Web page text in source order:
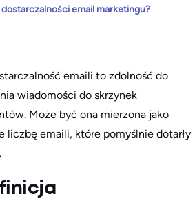
email marketingu?
emaili to zdolność do
wiadomości do skrzynek
Może być ona mierzona jako
liczbę emaili, które pomyślnie dotarły